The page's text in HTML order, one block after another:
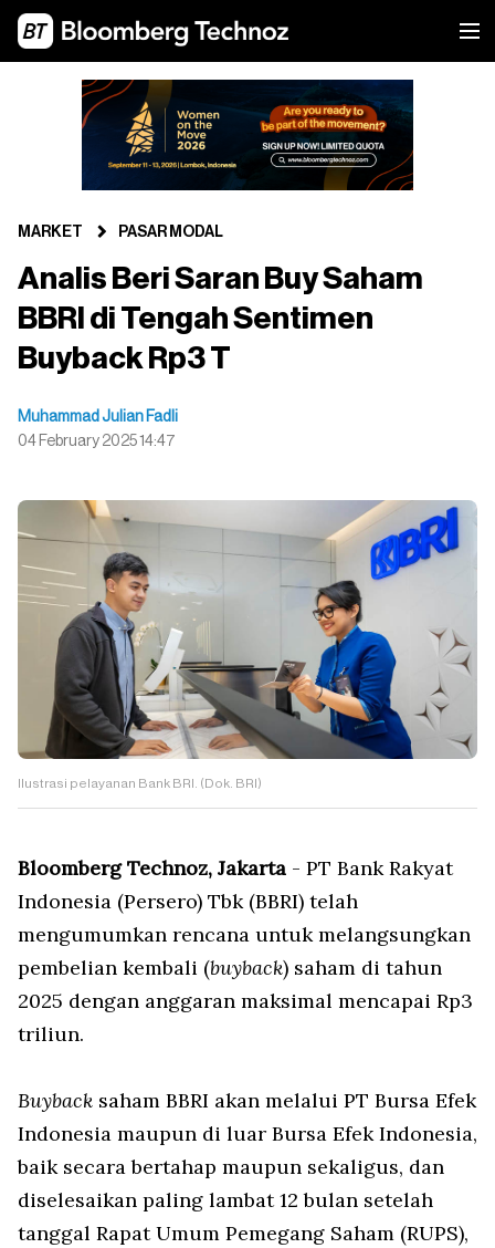
MARKET PASAR MODAL
Analis Beri Saran Buy Saham
BBRI di Tengah Sentimen
Buyback Rp3 T
Muhammad Julian Fadli
04 February 2025 14:47
Ilustrasi pelayanan Bank BRI. (Dok. BRI)
Bloomberg Technoz, Jakarta - PT Bank Rakyat
Indonesia (Persero) Tbk (BBRI) telah
mengumumkan rencana untuk melangsungkan
pembelian kembali (buyback) saham di tahun
2025 dengan anggaran maksimal mencapai Rp3
triliun.
Buyback saham BBRI akan melalui PT Bursa Efek
Indonesia maupun di luar Bursa Efek Indonesia,
baik secara bertahap maupun sekaligus, dan
diselesaikan paling lambat 12 bulan setelah
tanggal Rapat Umum Pemegang Saham (RUPS),